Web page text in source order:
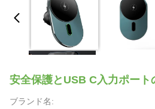
安全保護とUSB C入力ポート
ブランド名: